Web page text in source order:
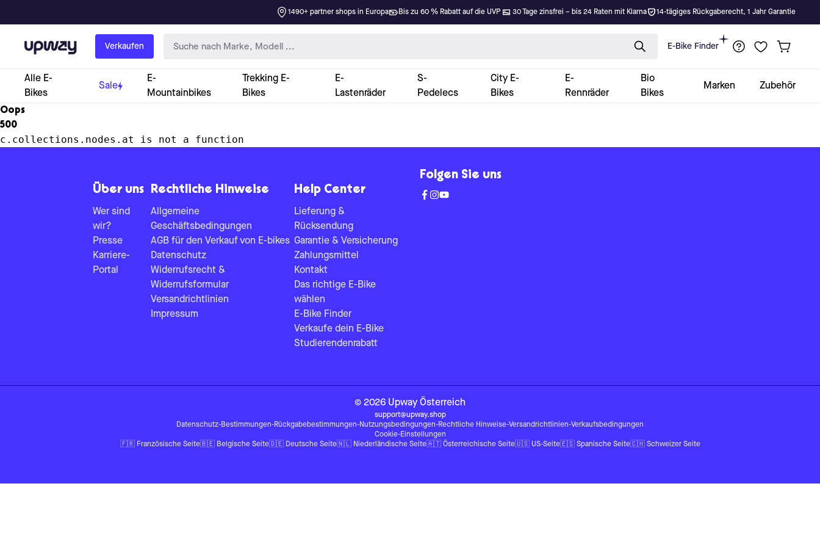
1490+ partner shops in Europa Bis zu 60 % Rabatt auf die UVP 30 Tage zinsfrei – bis 24 Raten mit Klarna 14-tägiges Rückgaberecht, 1 Jahr Garantie
Upway Verkaufen E-Bike Finder
Alle E-
Bikes
Sale
E-
Mountainbikes
Trekking E-
Bikes
E-
Lastenräder
S-
Pedelecs
City E-
Bikes
E-
Rennräder
Bio
Bikes
Marken Zubehör
Oops
500
c.collections.nodes.at is not a function
Über uns
Wer sind
wir?
Presse
Karriere-
Portal
Rechtliche Hinweise
Allgemeine
Geschäftsbedingungen
AGB für den Verkauf von E-bikes
Datenschutz
Widerrufsrecht &
Widerrufsformular
Versandrichtlinien
Impressum
Help Center
Lieferung &
Rücksendung
Garantie & Versicherung
Zahlungsmittel
Kontakt
Das richtige E-Bike
wählen
E-Bike Finder
Verkaufe dein E-Bike
Studierendenrabatt
Folgen Sie uns
© 2026 Upway Österreich
support@upway.shop
Datenschutz-Bestimmungen-Rückgabebestimmungen-Nutzungsbedingungen-Rechtliche Hinweise-Versandrichtlinien-Verkaufsbedingungen
Cookie-Einstellungen
🇫🇷 Französische Seite🇧🇪 Belgische Seite🇩🇪 Deutsche Seite🇳🇱 Niederländische Seite🇦🇹 Österreichische Seite🇺🇸 US-Seite🇪🇸 Spanische Seite🇨🇭 Schweizer Seite